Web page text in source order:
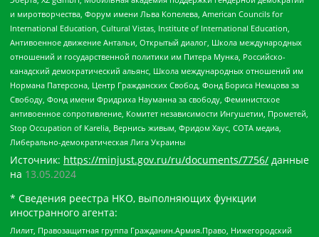
и миротворчества, Форум имени Льва Копелева, American Councils for
International Education, Cultural Vistas, Institute of International Education,
Антивоенное движение Антальи, Открытый диалог, Школа международных
отношений и государственной политики им Питера Мунка, Российско-
канадский демократический альянс, Школа международных отношений им
Нормана Патерсона, Центр Гражданских Свобод, Фонд Бориса Немцова за
Свободу, Фонд имени Фридриха Науманна за свободу, Феминистское
антивоенное сопротивление, Комитет независимости Ингушетии, Прометей,
Stop Occupation of Karelia, Вернись живым, Фридом Хаус, СОТА медиа,
Либерально-демократическая Лига Украины
Источник: https://minjust.gov.ru/ru/documents/7756/ данные
на 13.05.2024
* Сведения реестра НКО, выполняющих функции
иностранного агента:
Лилит, Правозащитная группа Гражданин.Армия.Право, Нижегородский